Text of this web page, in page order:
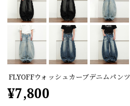
FLYOFFウォッシュカーブデニムパンツ
¥7,800